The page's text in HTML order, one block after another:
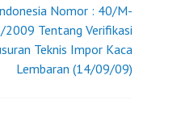
Nomor : 40/M-
2009 Tentang Verifikasi
Teknis Impor Kaca
Lembaran (14/09/09)